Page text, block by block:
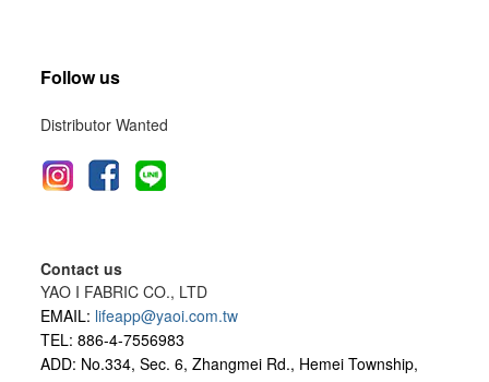
Follow us
Distributor Wanted
Contact us
YAO I FABRIC CO., LTD
EMAIL: lifeapp@yaoi.com.tw
TEL: 886-4-7556983
ADD: No.334, Sec. 6, Zhangmei Rd., Hemei Township,